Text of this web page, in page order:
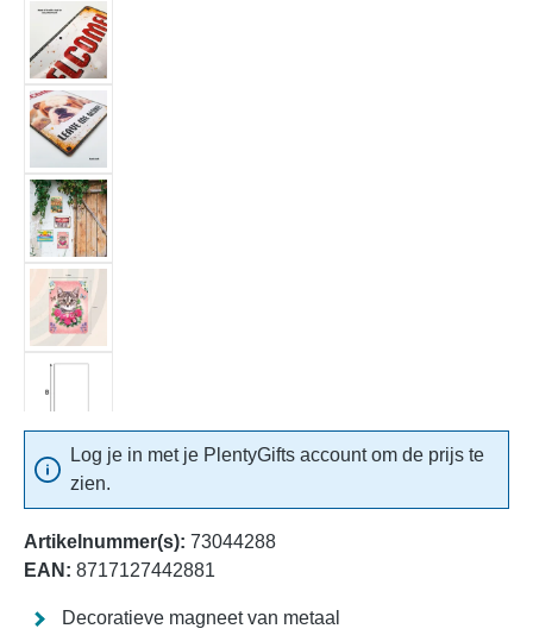
Log je in met je PlentyGifts account om de prijs te
zien.
Artikelnummer(s): 73044288
EAN: 8717127442881
Decoratieve magneet van metaal